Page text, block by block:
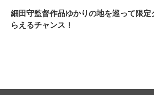
細田守監督作品ゆかりの地を巡って限定
らえるチャンス！